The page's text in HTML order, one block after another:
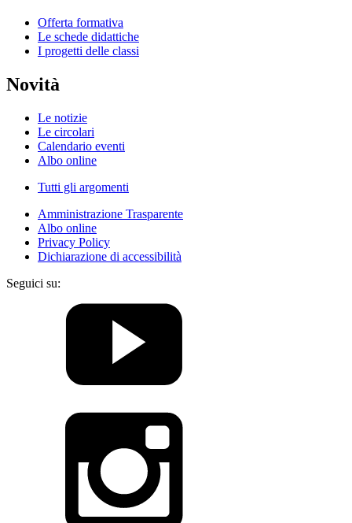
Offerta formativa
Le schede didattiche
I progetti delle classi
Novità
Le notizie
Le circolari
Calendario eventi
Albo online
Tutti gli argomenti
Amministrazione Trasparente
Albo online
Privacy Policy
Dichiarazione di accessibilità
Seguici su: